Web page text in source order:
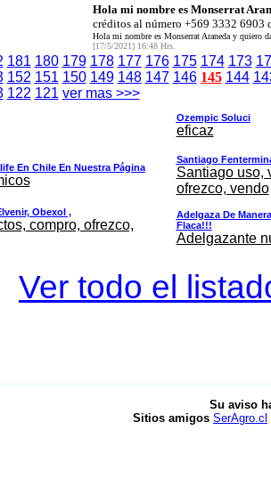
Hola mi nombre es Monserrat
créditos al número +569 3332 6903
Hola mi nombre es Monserrat Araneda y quiero
[17/5/2021] 16:48 Hrs.
181 180 179 178 177 176 175 174 173
152 151 150 149 148 147 146 145 144
122 121 ver mas >>>
Ozempic Soluci
eficaz
En Chile En Nuestra Página
Santiago
Santiago uso,
ofrezco, vendo
Obexol ,
compro, ofrezco,
Adelgaza De
Flaca!!!
Adelgazante
Ver todo el
Su aviso
Sitios amigos SerAgro.cl